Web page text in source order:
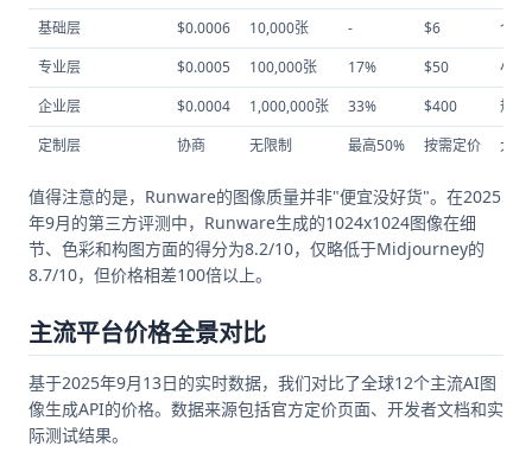
基础层
$0.0006 10,000张 - $6
个人
专业层
$0.0005 100,000张 17% $50
小型
企业层
$0.0004 1,000,000张 33% $400
规模
定制层
协商 无限制 最高50% 按需定价 大型
值得注意的是，Runware的图像质量并非"便宜没好货"。在2025
年9月的第三方评测中，Runware生成的1024x1024图像在细
节、色彩和构图方面的得分为8.2/10，仅略低于Midjourney的
8.7/10，但价格相差100倍以上。
主流平台价格全景对比
基于2025年9月13日的实时数据，我们对比了全球12个主流AI图
像生成API的价格。数据来源包括官方定价页面、开发者文档和实
际测试结果。